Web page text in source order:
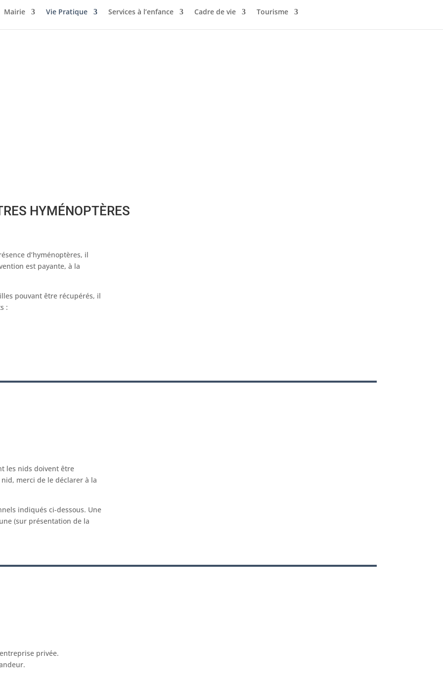
Mairie Vie Pratique Services à l’enfance Cadre de vie Tourisme
HYMÉNOPTÈRES
d’hyménoptères, il
est payante, à la
pouvant être récupérés, il
:
les nids doivent être
merci de le déclarer à la
indiqués ci-dessous. Une
(sur présentation de la
privée.